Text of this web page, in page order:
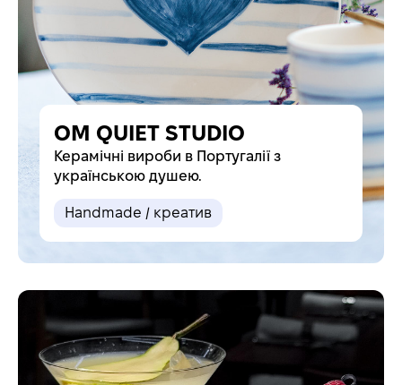
OM QUIET STUDIO
Керамічні вироби в Португалії з
українською душею.
Handmade / креатив